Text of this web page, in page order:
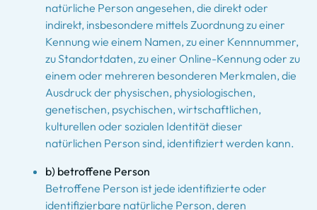
natürliche Person angesehen, die direkt oder
indirekt, insbesondere mittels Zuordnung zu einer
Kennung wie einem Namen, zu einer Kennnummer,
zu Standortdaten, zu einer Online-Kennung oder zu
einem oder mehreren besonderen Merkmalen, die
Ausdruck der physischen, physiologischen,
genetischen, psychischen, wirtschaftlichen,
kulturellen oder sozialen Identität dieser
natürlichen Person sind, identifiziert werden kann.
b) betroffene Person
Betroffene Person ist jede identifizierte oder
identifizierbare natürliche Person, deren